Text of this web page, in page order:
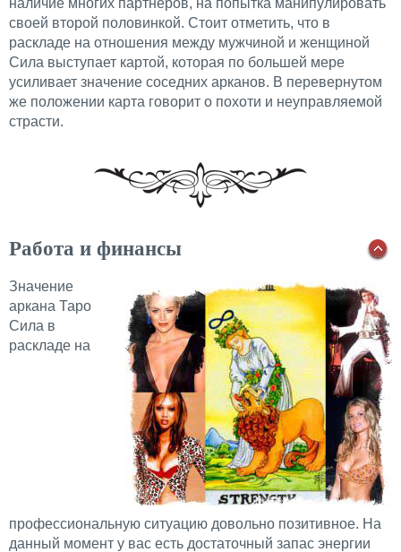
наличие многих партнеров, на попытка манипулировать
своей второй половинкой. Стоит отметить, что в
раскладе на отношения между мужчиной и женщиной
Сила выступает картой, которая по большей мере
усиливает значение соседних арканов. В перевернутом
же положении карта говорит о похоти и неуправляемой
страсти.
Работа и финансы
Значение
аркана Таро
Сила в
раскладе на
профессиональную ситуацию довольно позитивное. На
данный момент у вас есть достаточный запас энергии